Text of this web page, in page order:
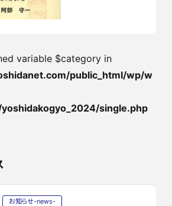
variable $category in
public_html/wp/w
single.php
お知らせ-news-